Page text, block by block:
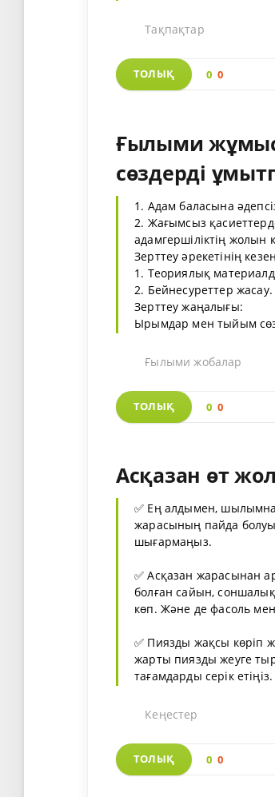
Тақпақтар
ТОЛЫҚ 0 0
Ғылыми
сөздерді
1. Адам баласына
2. Жағымсыз
адамгершіліктің жолын
Зерттеу әрекетінің
1. Теориялық
2. Бейнесуреттер жасау.
Зерттеу жаңалығы:
Ырымдар мен тыйым
Ғылыми жобалар
ТОЛЫҚ 0 0
Асқазан өт
✅ Ең алдымен,
жарасының пайда
шығармаңыз.
✅ Асқазан жарасынан
болған сайын,
көп. Және де фасоль
✅ Пиязды жақсы көріп
жарты пиязды жеуге
тағамдарды серік
Кеңестер
ТОЛЫҚ 0 0